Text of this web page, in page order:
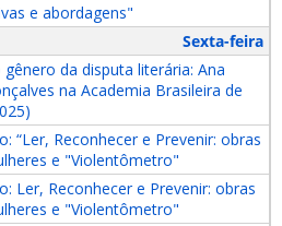
e abordagens"
Sexta-feira
da disputa literária: Ana
na Academia Brasileira de
“Ler, Reconhecer e Prevenir: obras
e "Violentômetro"
Ler, Reconhecer e Prevenir: obras
e "Violentômetro"